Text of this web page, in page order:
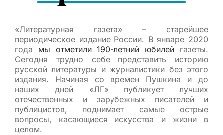
«Литературная газета» – старейшее
периодическое издание России. В январе 2020
года мы отметили 190-летний юбилей газеты.
Сегодня трудно себе представить историю
русской литературы и журналистики без этого
издания. Начиная со времен Пушкина и до
наших дней «ЛГ» публикует лучших
отечественных и зарубежных писателей и
публицистов, поднимает самые острые
вопросы, касающиеся искусства и жизни в
целом.